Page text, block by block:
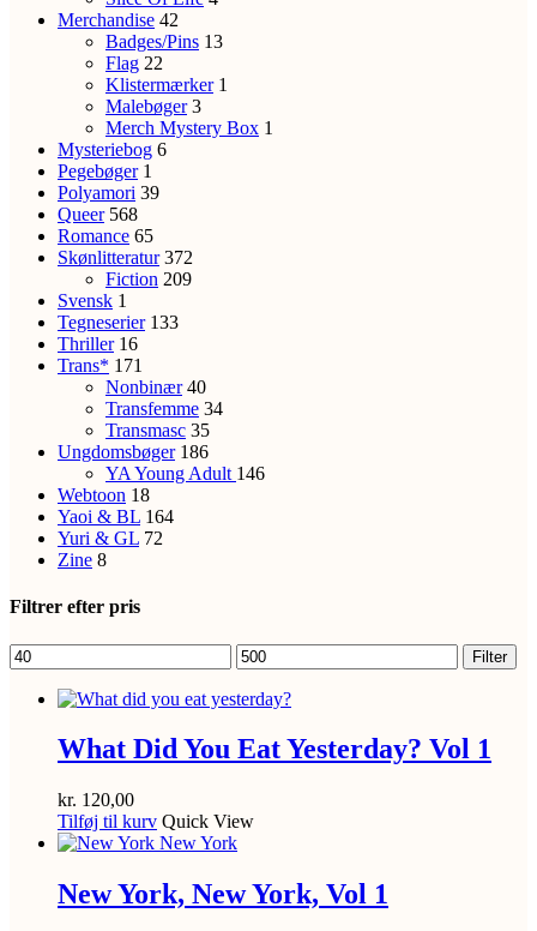
Merchandise 42
Badges/Pins 13
Flag 22
Klistermærker 1
Malebøger 3
Merch Mystery Box 1
Mysteriebog 6
Pegebøger 1
Polyamori 39
Queer 568
Romance 65
Skønlitteratur 372
Fiction 209
Svensk 1
Tegneserier 133
Thriller 16
Trans* 171
Nonbinær 40
Transfemme 34
Transmasc 35
Ungdomsbøger 186
YA Young Adult 146
Webtoon 18
Yaoi & BL 164
Yuri & GL 72
Zine 8
Filtrer efter pris
Mindste
pris
Højeste
pris
Filter
What Did You Eat Yesterday? Vol 1
kr. 120,00
Tilføj til kurv Quick View
New York, New York, Vol 1